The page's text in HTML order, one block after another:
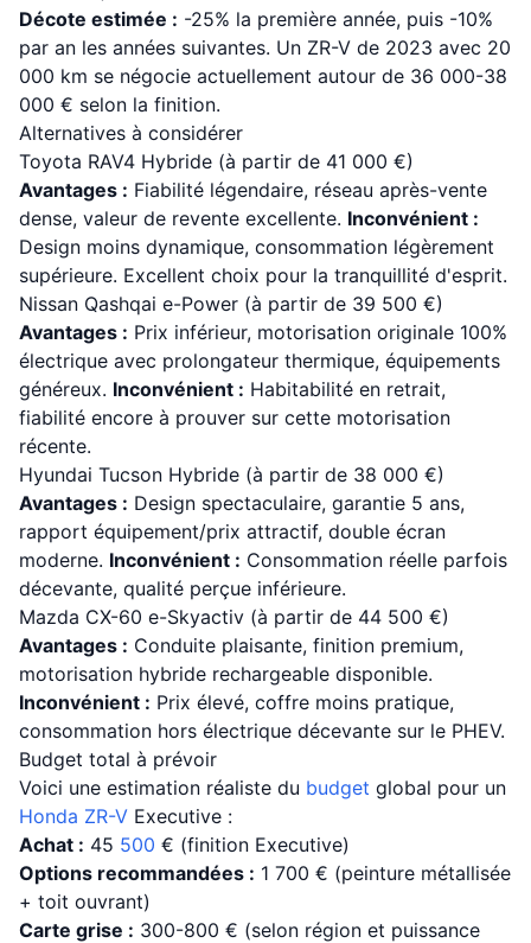
Décote estimée : -25% la première année, puis -10%
par an les années suivantes. Un ZR-V de 2023 avec 20
000 km se négocie actuellement autour de 36 000-38
000 € selon la finition.
Alternatives à considérer
Toyota RAV4 Hybride (à partir de 41 000 €)
Avantages : Fiabilité légendaire, réseau après-vente
dense, valeur de revente excellente. Inconvénient :
Design moins dynamique, consommation légèrement
supérieure. Excellent choix pour la tranquillité d'esprit.
Nissan Qashqai e-Power (à partir de 39 500 €)
Avantages : Prix inférieur, motorisation originale 100%
électrique avec prolongateur thermique, équipements
généreux. Inconvénient : Habitabilité en retrait,
fiabilité encore à prouver sur cette motorisation
récente.
Hyundai Tucson Hybride (à partir de 38 000 €)
Avantages : Design spectaculaire, garantie 5 ans,
rapport équipement/prix attractif, double écran
moderne. Inconvénient : Consommation réelle parfois
décevante, qualité perçue inférieure.
Mazda CX-60 e-Skyactiv (à partir de 44 500 €)
Avantages : Conduite plaisante, finition premium,
motorisation hybride rechargeable disponible.
Inconvénient : Prix élevé, coffre moins pratique,
consommation hors électrique décevante sur le PHEV.
Budget total à prévoir
Voici une estimation réaliste du budget global pour un
Honda ZR-V Executive :
Achat : 45 500 € (finition Executive)
Options recommandées : 1 700 € (peinture métallisée
+ toit ouvrant)
Carte grise : 300-800 € (selon région et puissance